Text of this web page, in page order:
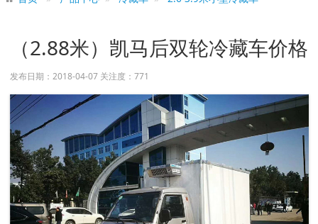
（2.88米）凯马后双轮冷藏车价格
发布日期：2018-04-07 关注度： 771